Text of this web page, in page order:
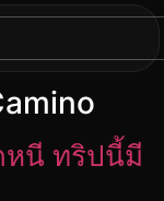
หนี ทริปนี้มี